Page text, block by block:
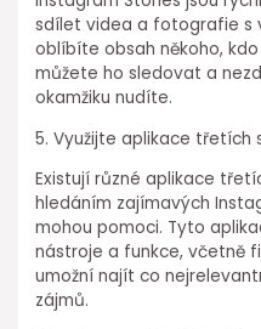
sdílet videa a fotografie s
oblíbíte obsah někoho,
můžete ho sledovat a
okamžiku nudíte.
5. Využijte aplikace třetích
Existují různé aplikace
hledáním zajímavých
mohou pomoci. Tyto
nástroje a funkce, včetně
umožní najít co
zájmů.